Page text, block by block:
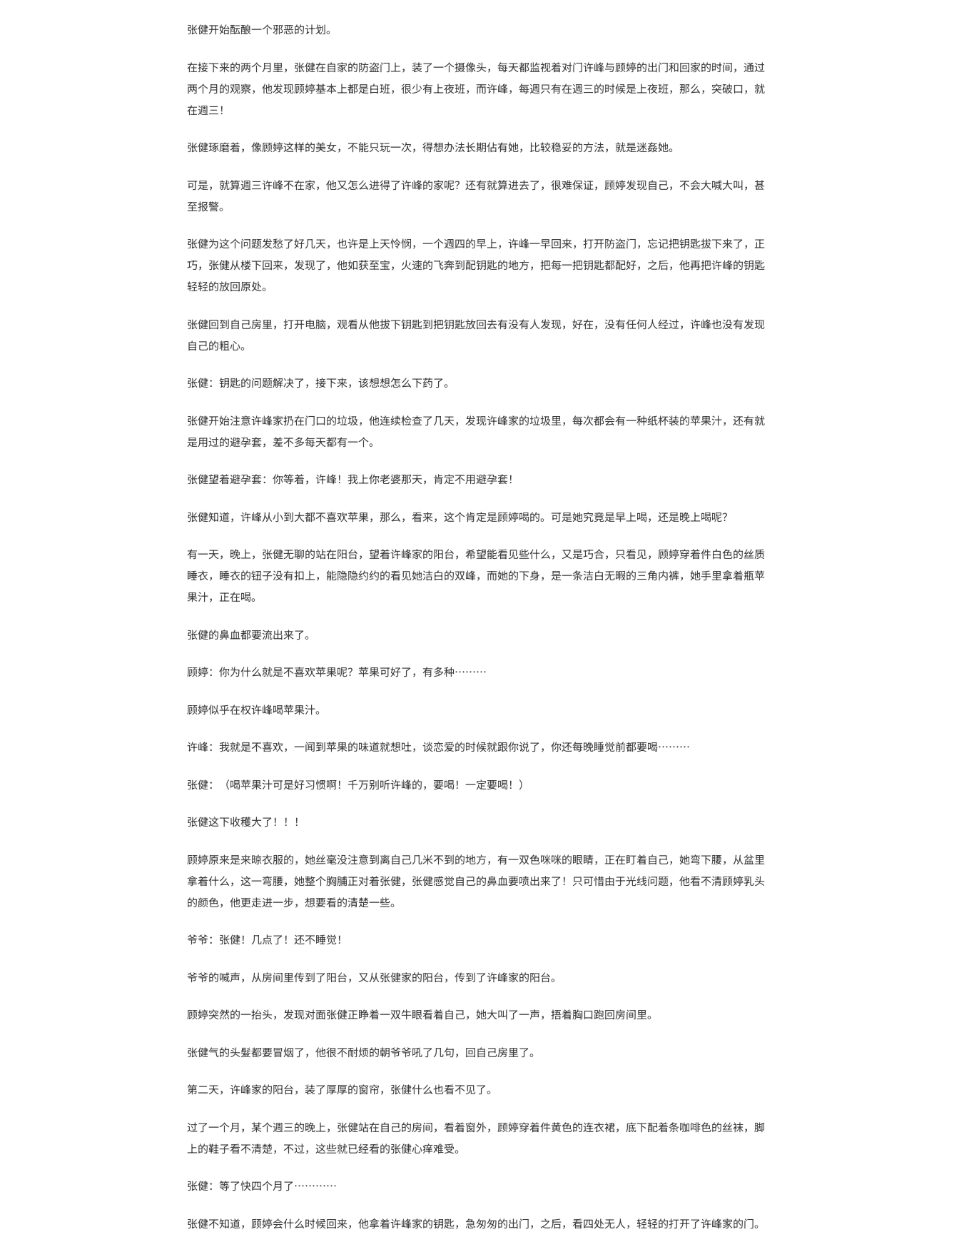
张健开始酝酿一个邪恶的计划。
在接下来的两个月里，张健在自家的防盗门上，装了一个摄像头，每天都监视着对门许峰与顾婷的出门和回家的时间，通过
两个月的观察，他发现顾婷基本上都是白班，很少有上夜班，而许峰，每週只有在週三的时候是上夜班，那么，突破口，就
在週三！
张健琢磨着，像顾婷这样的美女，不能只玩一次，得想办法长期佔有她，比较稳妥的方法，就是迷姦她。
可是，就算週三许峰不在家，他又怎么进得了许峰的家呢？还有就算进去了，很难保证，顾婷发现自己，不会大喊大叫，甚
至报警。
张健为这个问题发愁了好几天，也许是上天怜悯，一个週四的早上，许峰一早回来，打开防盗门，忘记把钥匙拔下来了，正
巧，张健从楼下回来，发现了，他如获至宝，火速的飞奔到配钥匙的地方，把每一把钥匙都配好，之后，他再把许峰的钥匙
轻轻的放回原处。
张健回到自己房里，打开电脑，观看从他拔下钥匙到把钥匙放回去有没有人发现，好在，没有任何人经过，许峰也没有发现
自己的粗心。
张健：钥匙的问题解决了，接下来，该想想怎么下药了。
张健开始注意许峰家扔在门口的垃圾，他连续检查了几天，发现许峰家的垃圾里，每次都会有一种纸杯装的苹果汁，还有就
是用过的避孕套，差不多每天都有一个。
张健望着避孕套：你等着，许峰！我上你老婆那天，肯定不用避孕套！
张健知道，许峰从小到大都不喜欢苹果，那么，看来，这个肯定是顾婷喝的。可是她究竟是早上喝，还是晚上喝呢？
有一天，晚上，张健无聊的站在阳台，望着许峰家的阳台，希望能看见些什么，又是巧合，只看见，顾婷穿着件白色的丝质
睡衣，睡衣的钮子没有扣上，能隐隐约约的看见她洁白的双峰，而她的下身，是一条洁白无暇的三角内裤，她手里拿着瓶苹
果汁，正在喝。
张健的鼻血都要流出来了。
顾婷：你为什么就是不喜欢苹果呢？苹果可好了，有多种………
顾婷似乎在权许峰喝苹果汁。
许峰：我就是不喜欢，一闻到苹果的味道就想吐，谈恋爱的时候就跟你说了，你还每晚睡觉前都要喝………
张健：（喝苹果汁可是好习惯啊！千万别听许峰的，要喝！一定要喝！）
张健这下收穫大了！！！
顾婷原来是来晾衣服的，她丝毫没注意到离自己几米不到的地方，有一双色咪咪的眼睛，正在盯着自己，她弯下腰，从盆里
拿着什么，这一弯腰，她整个胸脯正对着张健，张健感觉自己的鼻血要喷出来了！只可惜由于光线问题，他看不清顾婷乳头
的颜色，他更走进一步，想要看的清楚一些。
爷爷：张健！几点了！还不睡觉！
爷爷的喊声，从房间里传到了阳台，又从张健家的阳台，传到了许峰家的阳台。
顾婷突然的一抬头，发现对面张健正睁着一双牛眼看着自己，她大叫了一声，捂着胸口跑回房间里。
张健气的头髮都要冒烟了，他很不耐烦的朝爷爷吼了几句，回自己房里了。
第二天，许峰家的阳台，装了厚厚的窗帘，张健什么也看不见了。
过了一个月，某个週三的晚上，张健站在自己的房间，看着窗外，顾婷穿着件黄色的连衣裙，底下配着条咖啡色的丝袜，脚
上的鞋子看不清楚，不过，这些就已经看的张健心痒难受。
张健：等了快四个月了…………
张健不知道，顾婷会什么时候回来，他拿着许峰家的钥匙，急匆匆的出门，之后，看四处无人，轻轻的打开了许峰家的门。